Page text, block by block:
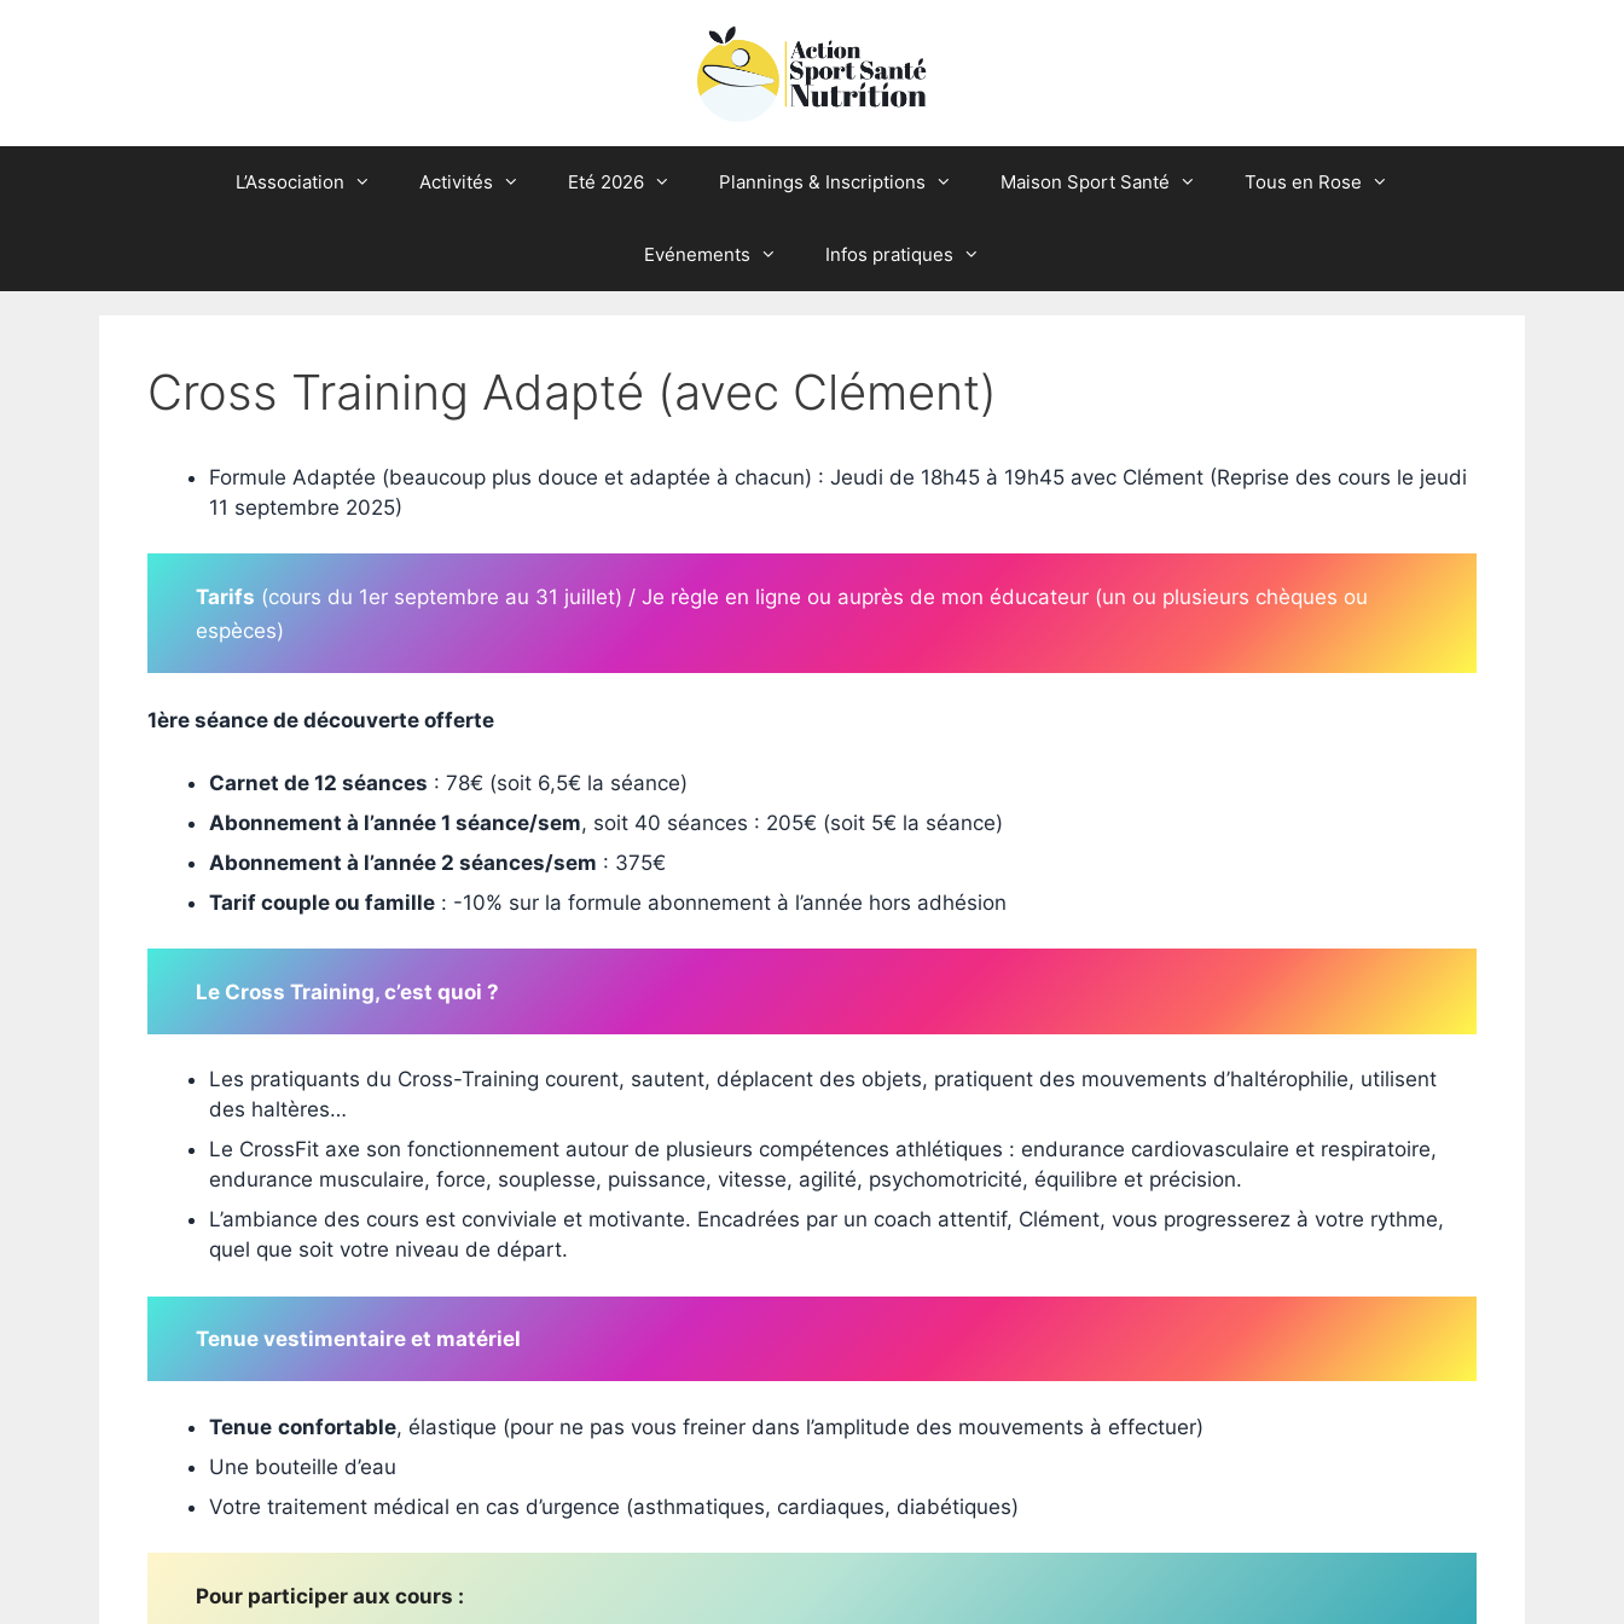
L’Association Activités Eté 2026 Plannings & Inscriptions Maison Sport Santé Tous en Rose
Evénements Infos pratiques
Cross Training Adapté (avec Clément)
Formule Adaptée (beaucoup plus douce et adaptée à chacun) : Jeudi de 18h45 à 19h45 avec Clément (Reprise des cours le jeudi
11 septembre 2025)
Tarifs (cours du 1er septembre au 31 juillet) / Je règle en ligne ou auprès de mon éducateur (un ou plusieurs chèques ou
espèces)
1ère séance de découverte offerte
Carnet de 12 séances : 78€ (soit 6,5€ la séance)
Abonnement à l’année 1 séance/sem, soit 40 séances : 205€ (soit 5€ la séance)
Abonnement à l’année 2 séances/sem : 375€
Tarif couple ou famille : -10% sur la formule abonnement à l’année hors adhésion
Le Cross Training, c’est quoi ?
Les pratiquants du Cross-Training courent, sautent, déplacent des objets, pratiquent des mouvements d’haltérophilie, utilisent
des haltères…
Le CrossFit axe son fonctionnement autour de plusieurs compétences athlétiques : endurance cardiovasculaire et respiratoire,
endurance musculaire, force, souplesse, puissance, vitesse, agilité, psychomotricité, équilibre et précision.
L’ambiance des cours est conviviale et motivante. Encadrées par un coach attentif, Clément, vous progresserez à votre rythme,
quel que soit votre niveau de départ.
Tenue vestimentaire et matériel
Tenue confortable, élastique (pour ne pas vous freiner dans l’amplitude des mouvements à effectuer)
Une bouteille d’eau
Votre traitement médical en cas d’urgence (asthmatiques, cardiaques, diabétiques)
Pour participer aux cours :